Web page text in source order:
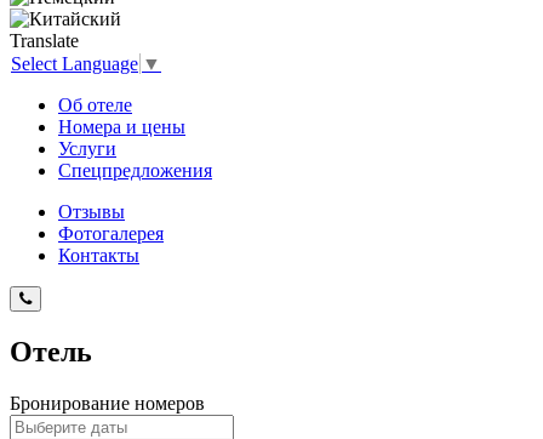
Translate
Select Language ▼
Об отеле
Номера и цены
Услуги
Спецпредложения
Отзывы
Фотогалерея
Контакты
Отель
Бронирование номеров